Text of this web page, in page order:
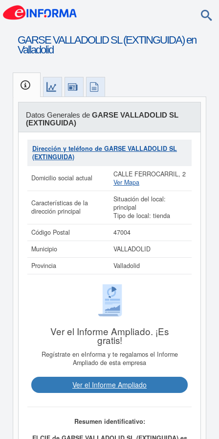
GARSE VALLADOLID SL (EXTINGUIDA) en
Valladolid
Datos Generales de GARSE VALLADOLID SL
(EXTINGUIDA)
Dirección y teléfono de GARSE VALLADOLID SL
(EXTINGUIDA)
Domicilio social actual
CALLE FERROCARRIL, 2
Ver Mapa
Características de la
dirección principal
Situación del local:
principal
Tipo de local: tienda
Código Postal
47004
Municipio
VALLADOLID
Provincia
Valladolid
Ver el Informe Ampliado. ¡Es
gratis!
Regístrate en eInforma y te regalamos el Informe
Ampliado de esta empresa
Ver el Informe Ampliado
Resumen identificativo: